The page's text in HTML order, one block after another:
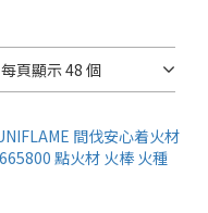
每頁顯示 48 個